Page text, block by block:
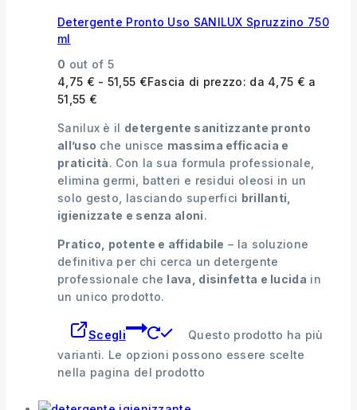
Detergente Pronto Uso SANILUX Spruzzino 750
ml
0 out of 5
4,75 € - 51,55 €Fascia di prezzo: da 4,75 € a
51,55 €
Sanilux è il detergente sanitizzante pronto
all’uso che unisce massima efficacia e
praticità. Con la sua formula professionale,
elimina germi, batteri e residui oleosi in un
solo gesto, lasciando superfici brillanti,
igienizzate e senza aloni.
Pratico, potente e affidabile – la soluzione
definitiva per chi cerca un detergente
professionale che lava, disinfetta e lucida in
un unico prodotto.
Scegli
Questo prodotto ha più
varianti. Le opzioni possono essere scelte
nella pagina del prodotto